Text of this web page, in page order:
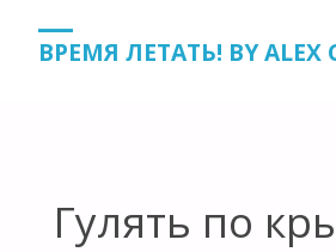
ВРЕМЯ ЛЕТАТЬ! BY ALEX
HOME
TRAVEL
Гулять по